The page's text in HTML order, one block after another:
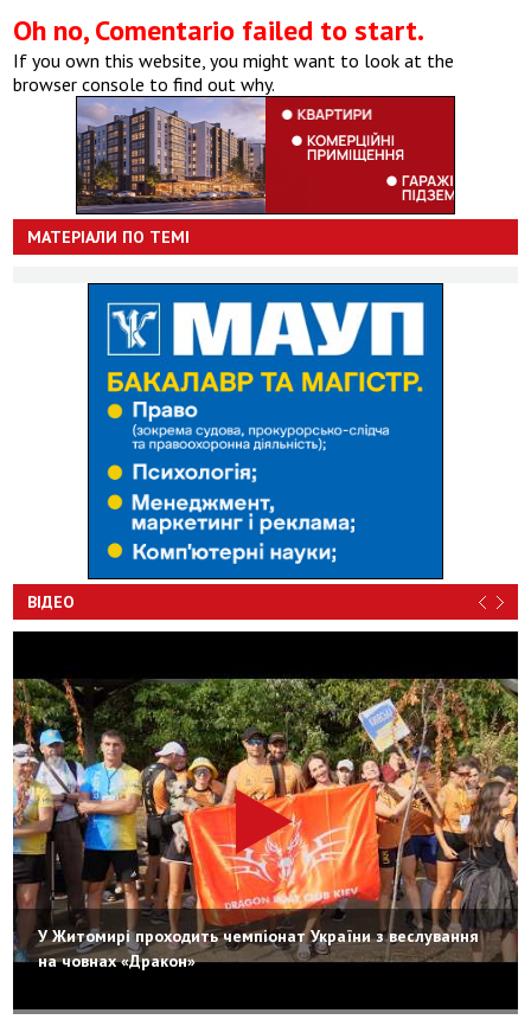
Oh no, Comentario failed to start.
If you own this website, you might want to look at the
browser console to find out why.
МАТЕРІАЛИ ПО ТЕМІ
ВІДЕО
У Житомирі проходить чемпіонат України з веслування
на човнах «Дракон»